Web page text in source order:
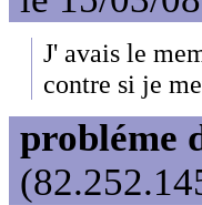
J' avais le
contre si je
probléme